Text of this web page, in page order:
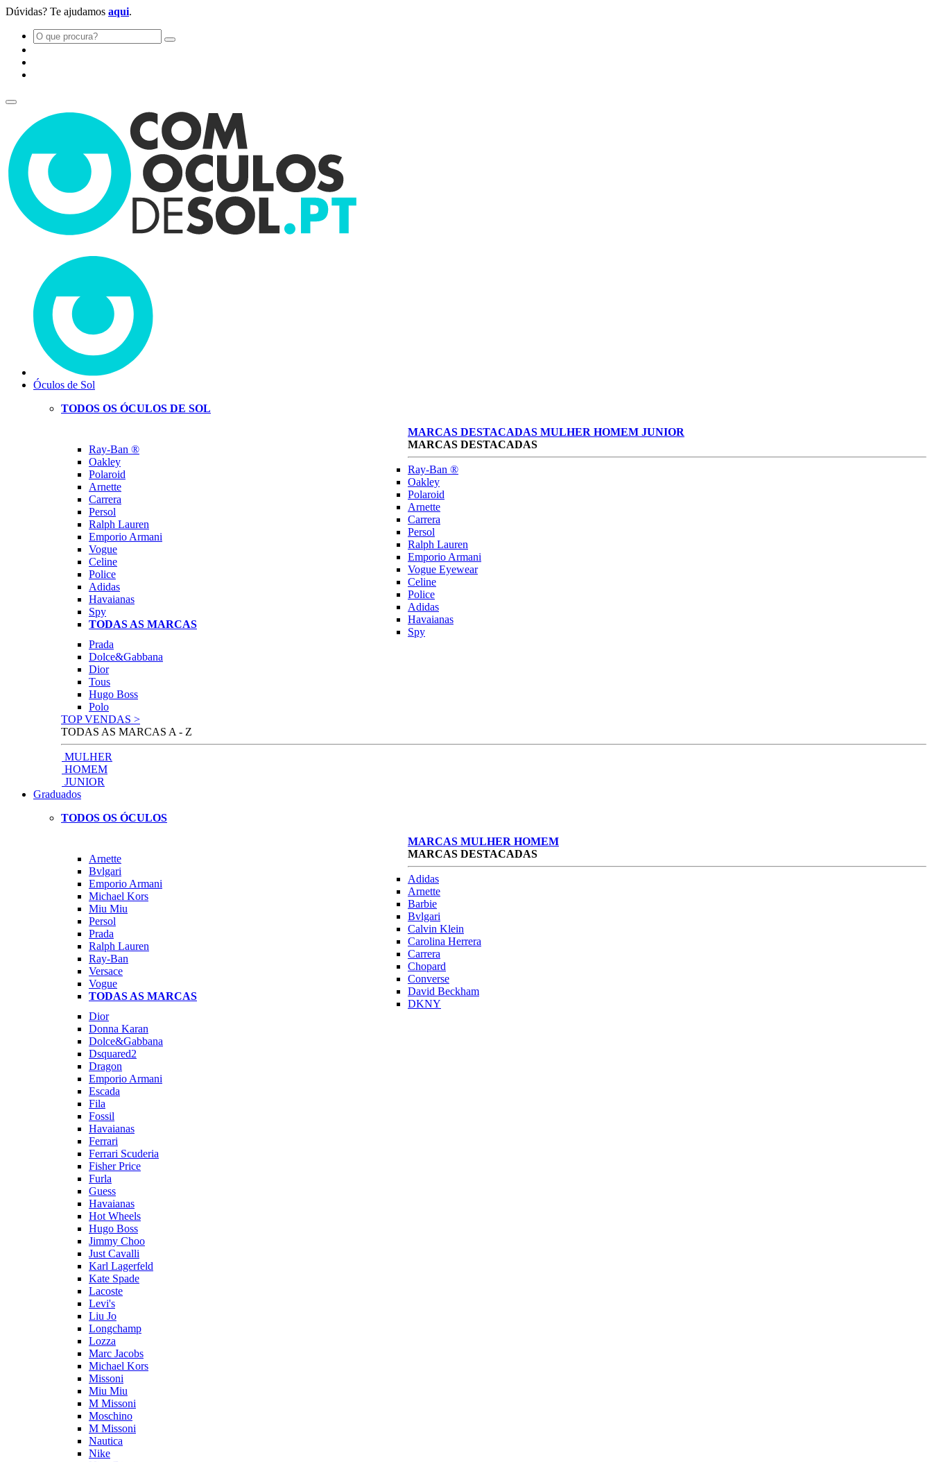
Dúvidas? Te ajudamos aqui.
Óculos de Sol
TODOS OS ÓCULOS DE SOL
MARCAS DESTACADAS
Ray-Ban ®
Oakley
Polaroid
Arnette
Carrera
Persol
Ralph Lauren
Emporio Armani
Vogue
Celine
Police
Adidas
Havaianas
Spy
TODAS AS MARCAS
MULHER HOMEM JUNIOR
MARCAS DESTACADAS
Ray-Ban ®
Oakley
Polaroid
Arnette
Carrera
Persol
Ralph Lauren
Emporio Armani
Vogue Eyewear
Celine
Police
Adidas
Havaianas
Spy
Prada
Dolce&Gabbana
Dior
Tous
Hugo Boss
Polo
TOP VENDAS >
TODAS AS MARCAS A - Z
MULHER
HOMEM
JUNIOR
Graduados
TODOS OS ÓCULOS
MARCAS
Arnette
Bvlgari
Emporio Armani
Michael Kors
Miu Miu
Persol
Prada
Ralph Lauren
Ray-Ban
Versace
Vogue
TODAS AS MARCAS
MULHER HOMEM
MARCAS DESTACADAS
Adidas
Arnette
Barbie
Bvlgari
Calvin Klein
Carolina Herrera
Carrera
Chopard
Converse
David Beckham
DKNY
Dior
Donna Karan
Dolce&Gabbana
Dsquared2
Dragon
Emporio Armani
Escada
Fila
Fossil
Havaianas
Ferrari
Ferrari Scuderia
Fisher Price
Furla
Guess
Havaianas
Hot Wheels
Hugo Boss
Jimmy Choo
Just Cavalli
Karl Lagerfeld
Kate Spade
Lacoste
Levi's
Liu Jo
Longchamp
Lozza
Marc Jacobs
Michael Kors
Missoni
Miu Miu
M Missoni
Moschino
M Missoni
Nautica
Nike